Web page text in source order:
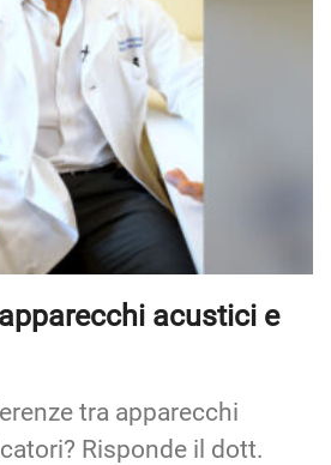
acustici e
tra apparecchi
Risponde il dott.